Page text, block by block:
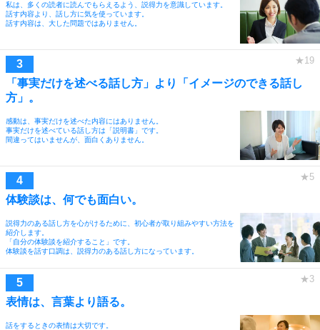
私は、多くの読者に読んでもらえるよう、説得力を意識しています。
話す内容より、話し方に気を使っています。
話す内容は、大した問題ではありません。
「事実だけを述べる話し方」より「イメージのできる話し
方」。
感動は、事実だけを述べた内容にはありません。
事実だけを述べている話し方は「説明書」です。
間違ってはいませんが、面白くありません。
体験談は、何でも面白い。
説得力のある話し方を心がけるために、初心者が取り組みやすい方法を
紹介します。
「自分の体験談を紹介すること」です。
体験談を話す口調は、説得力のある話し方になっています。
表情は、言葉より語る。
話をするときの表情は大切です。